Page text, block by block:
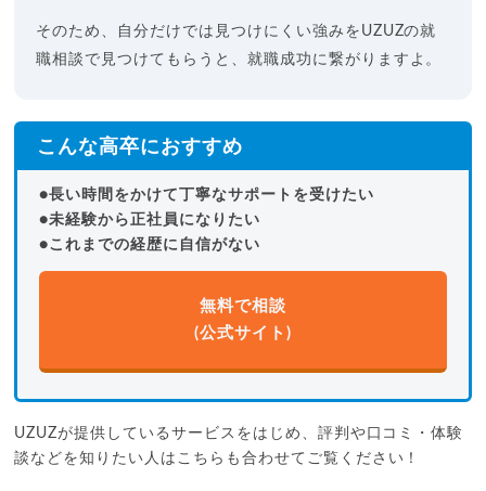
そのため、自分だけでは見つけにくい強みをUZUZの就
職相談で見つけてもらうと、就職成功に繋がりますよ。
こんな高卒におすすめ
●長い時間をかけて丁寧なサポートを受けたい
●未経験から正社員になりたい
●これまでの経歴に自信がない
無料で相談
(公式サイト)
UZUZが提供しているサービスをはじめ、評判や口コミ・体験
談などを知りたい人はこちらも合わせてご覧ください！